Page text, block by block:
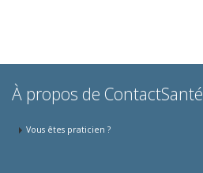
À propos de ContactSanté
Vous êtes praticien ?